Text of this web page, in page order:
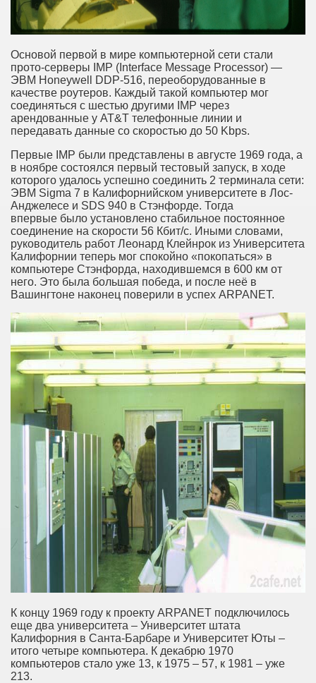
Основой первой в мире компьютерной сети стали
прото-серверы IMP (Interface Message Processor) —
ЭВМ Honeywell DDP-516, переоборудованные в
качестве роутеров. Каждый такой компьютер мог
соединяться с шестью другими IMP через
арендованные у AT&T телефонные линии и
передавать данные со скоростью до 50 Kbps.
Первые IMP были представлены в августе 1969 года, а
в ноябре состоялся первый тестовый запуск, в ходе
которого удалось успешно соединить 2 терминала сети:
ЭВМ Sigma 7 в Калифорнийском университете в Лос-
Анджелесе и SDS 940 в Стэнфорде. Тогда
впервые было установлено стабильное постоянное
соединение на скорости 56 Кбит/с. Иными словами,
руководитель работ Леонард Клейнрок из Университета
Калифорнии теперь мог спокойно «покопаться» в
компьютере Стэнфорда, находившемся в 600 км от
него. Это была большая победа, и после неё в
Вашингтоне наконец поверили в успех ARPANET.
К концу 1969 году к проекту ARPANET подключилось
еще два университета – Университет штата
Калифорния в Санта-Барбаре и Университет Юты –
итого четыре компьютера. К декабрю 1970
компьютеров стало уже 13, к 1975 – 57, к 1981 – уже
213.